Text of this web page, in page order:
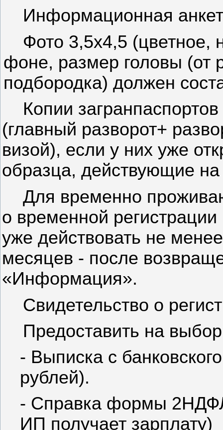
Информационная
Фото 3,5х4,5 (цветное,
фоне, размер головы (от
подбородка) должен
Копии
(главный разворот+
визой), если у них уже
образца, действующие
Для временно
о временной
уже действовать не
месяцев - после
«Информация».
Свидетельство о
Предоставить на
- Выписка с
рублей).
- Справка формы
ИП получает зарплату)